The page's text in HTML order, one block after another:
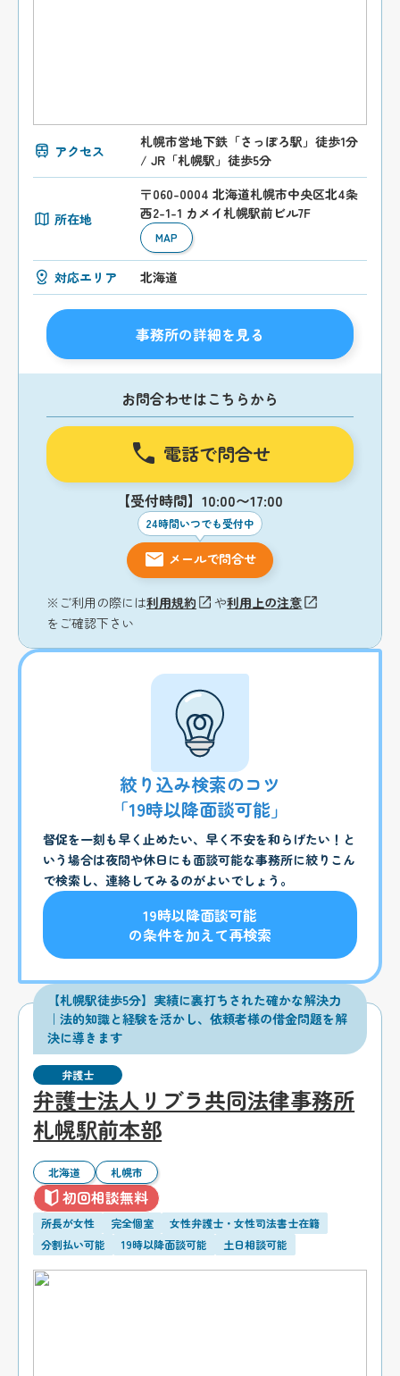
アクセス
札幌市営地下鉄「さっぽろ駅」徒歩1分
/ JR「札幌駅」徒歩5分
所在地
〒060-0004 北海道札幌市中央区北4条
西2-1-1 カメイ札幌駅前ビル7F
MAP
対応エリア 北海道
事務所の詳細を見る
お問合わせはこちらから
電話で問合せ
【受付時間】10:00〜17:00
24時間いつでも受付中
メールで問合せ
※ご利用の際には利用規約 や利用上の注意
をご確認下さい
絞り込み検索のコツ
「19時以降面談可能」
督促を一刻も早く止めたい、早く不安を和らげたい！と
いう場合は夜間や休日にも面談可能な事務所に絞りこん
で検索し、連絡してみるのがよいでしょう。
19時以降面談可能
の条件を加えて再検索
【札幌駅徒歩5分】実績に裏打ちされた確かな解決力
｜法的知識と経験を活かし、依頼者様の借金問題を解
決に導きます
弁護士
弁護士法人リブラ共同法律事務所
札幌駅前本部
北海道 札幌市
初回相談無料
所長が女性 完全個室
女性弁護士・女性司法書士在籍
分割払い可能
19時以降面談可能 土日相談可能